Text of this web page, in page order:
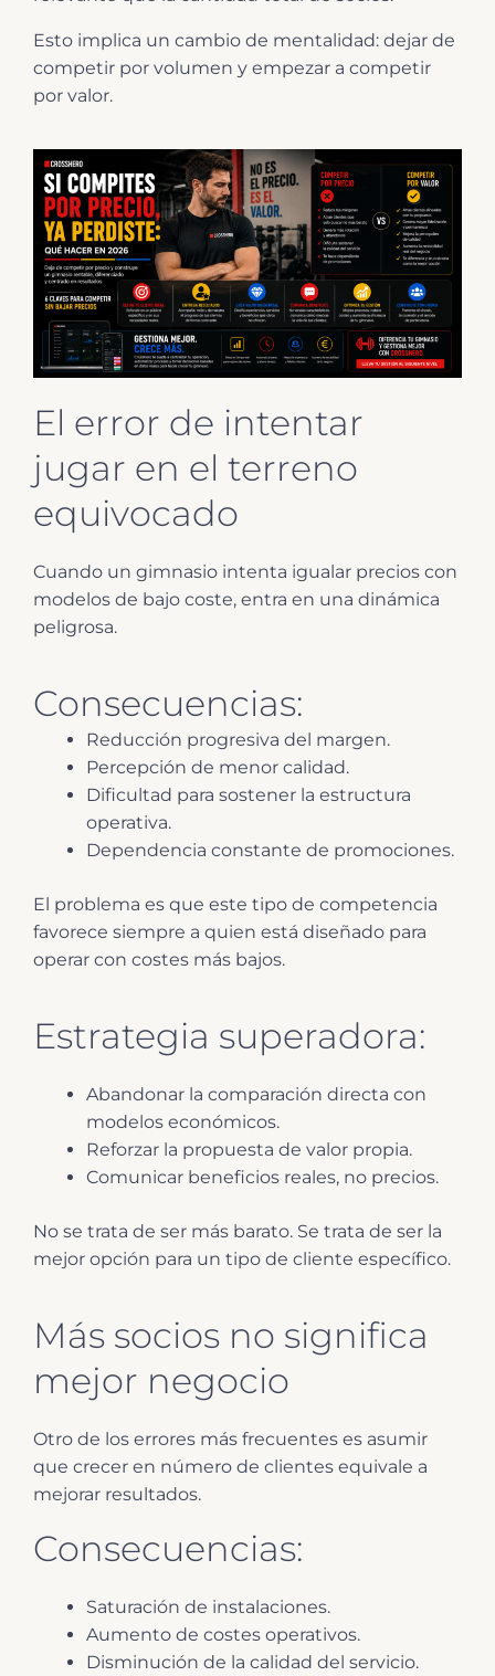
Esto implica un cambio de mentalidad: dejar de
competir por volumen y empezar a competir
por valor.
El error de intentar
jugar en el terreno
equivocado
Cuando un gimnasio intenta igualar precios con
modelos de bajo coste, entra en una dinámica
peligrosa.
Consecuencias:
Reducción progresiva del margen.
Percepción de menor calidad.
Dificultad para sostener la estructura
operativa.
Dependencia constante de promociones.
El problema es que este tipo de competencia
favorece siempre a quien está diseñado para
operar con costes más bajos.
Estrategia superadora:
Abandonar la comparación directa con
modelos económicos.
Reforzar la propuesta de valor propia.
Comunicar beneficios reales, no precios.
No se trata de ser más barato. Se trata de ser la
mejor opción para un tipo de cliente específico.
Más socios no significa
mejor negocio
Otro de los errores más frecuentes es asumir
que crecer en número de clientes equivale a
mejorar resultados.
Consecuencias:
Saturación de instalaciones.
Aumento de costes operativos.
Disminución de la calidad del servicio.